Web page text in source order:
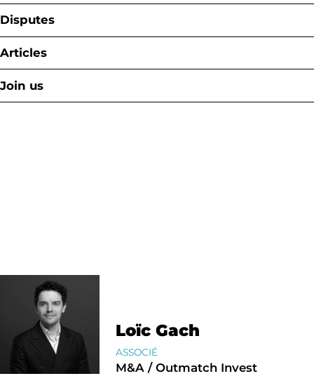
Disputes
Articles
Join us
Loïc Gach
ASSOCIÉ
M&A / Outmatch Invest